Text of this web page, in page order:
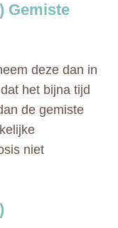
Gemiste
deze dan in
het bijna tijd
de gemiste
niet